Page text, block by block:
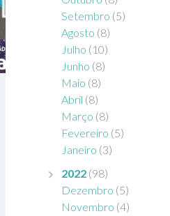
Setembro (5)
Agosto (8)
Julho (10)
Junho (8)
Maio (8)
Abril (8)
Março (8)
Fevereiro (5)
Janeiro (3)
2022 (98)
Dezembro (5)
Novembro (4)